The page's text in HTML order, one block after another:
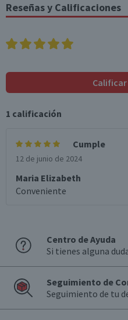
Reseñas y Calificaciones
1 calificación
Cumple
12 de junio de 2024
Maria Elizabeth
Conveniente
Centro de Ayuda
Si tienes alguna
Seguimiento de
Seguimiento de tu